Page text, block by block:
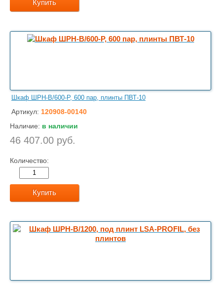
Купить
Шкаф ШРН-В/600-Р, 600 пар, плинты ПВТ-10
Артикул: 120908-00140
Наличие: в наличии
46 407.00 руб.
Количество:
Купить